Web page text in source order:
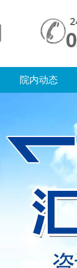
院内动态